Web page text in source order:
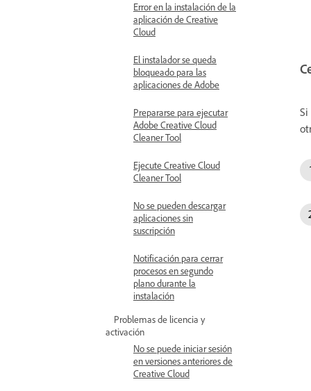
Error en la instalación de la
aplicación de Creative
Cloud
El instalador se queda
bloqueado para las
aplicaciones de Adobe
Prepararse para ejecutar
Adobe Creative Cloud
Cleaner Tool
Ejecute Creative Cloud
Cleaner Tool
No se pueden descargar
aplicaciones sin
suscripción
Notificación para cerrar
procesos en segundo
plano durante la
instalación
Problemas de licencia y
activación
No se puede iniciar sesión
en versiones anteriores de
Creative Cloud